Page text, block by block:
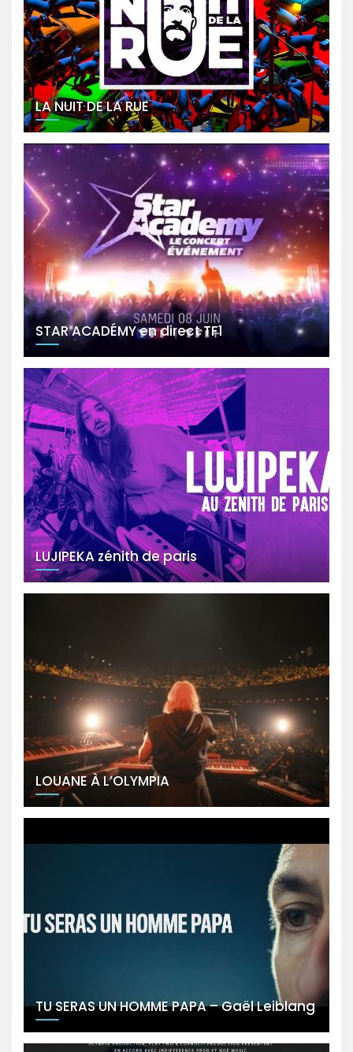
LA NUIT DE LA RUE
STAR ACADÉMY en direct TF1
LUJIPEKA zénith de paris
LOUANE À L’OLYMPIA
TU SERAS UN HOMME PAPA – Gaël Leiblang